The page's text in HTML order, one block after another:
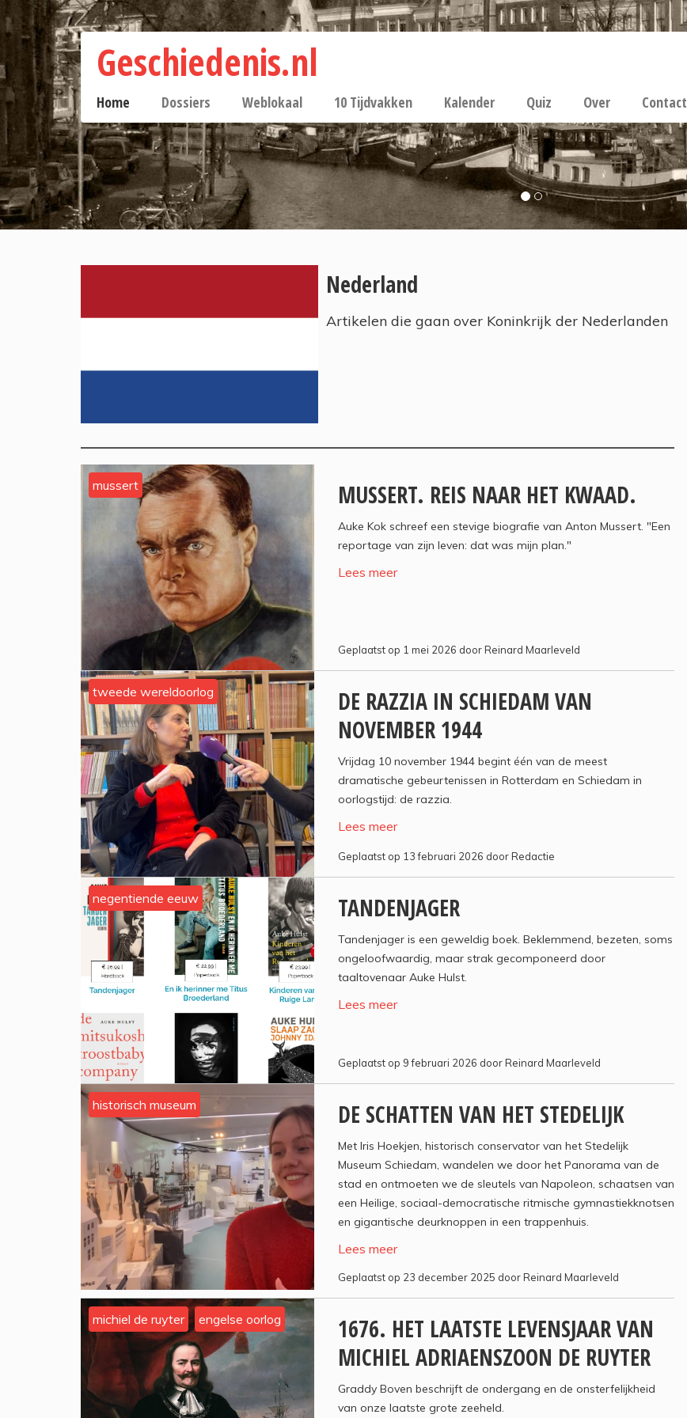
Geschiedenis.nl
Home Dossiers Weblokaal 10 Tijdvakken Kalender Quiz Over Contact
Nederland
Artikelen die gaan over Koninkrijk der Nederlanden
mussert MUSSERT. REIS NAAR HET KWAAD.
Auke Kok schreef een stevige biografie van Anton Mussert. "Een
reportage van zijn leven: dat was mijn plan."
Lees meer
Geplaatst op 1 mei 2026 door Reinard Maarleveld
tweede wereldoorlog
DE RAZZIA IN SCHIEDAM VAN
NOVEMBER 1944
Vrijdag 10 november 1944 begint één van de meest
dramatische gebeurtenissen in Rotterdam en Schiedam in
oorlogstijd: de razzia.
Lees meer
Geplaatst op 13 februari 2026 door Redactie
negentiende eeuw TANDENJAGER
Tandenjager is een geweldig boek. Beklemmend, bezeten, soms
ongeloofwaardig, maar strak gecomponeerd door
taaltovenaar Auke Hulst.
Lees meer
Geplaatst op 9 februari 2026 door Reinard Maarleveld
historisch museum DE SCHATTEN VAN HET STEDELIJK
Met Iris Hoekjen, historisch conservator van het Stedelijk
Museum Schiedam, wandelen we door het Panorama van de
stad en ontmoeten we de sleutels van Napoleon, schaatsen van
een Heilige, sociaal-democratische ritmische gymnastiekknotsen
en gigantische deurknoppen in een trappenhuis.
Lees meer
Geplaatst op 23 december 2025 door Reinard Maarleveld
michiel de ruyter engelse oorlog
1676. HET LAATSTE LEVENSJAAR VAN
MICHIEL ADRIAENSZOON DE RUYTER
Graddy Boven beschrijft de ondergang en de onsterfelijkheid
van onze laatste grote zeeheld.